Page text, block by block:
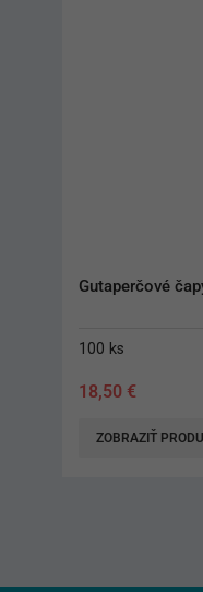
Gutaperčové
100 ks
18,50 €
ZOBRAZIŤ